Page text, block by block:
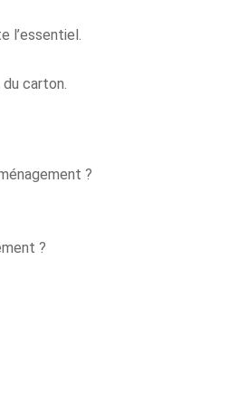
l’essentiel.
carton.
?
?